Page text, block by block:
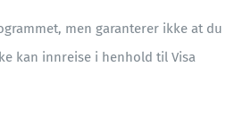
men garanterer ikke at du
kan innreise i henhold til Visa